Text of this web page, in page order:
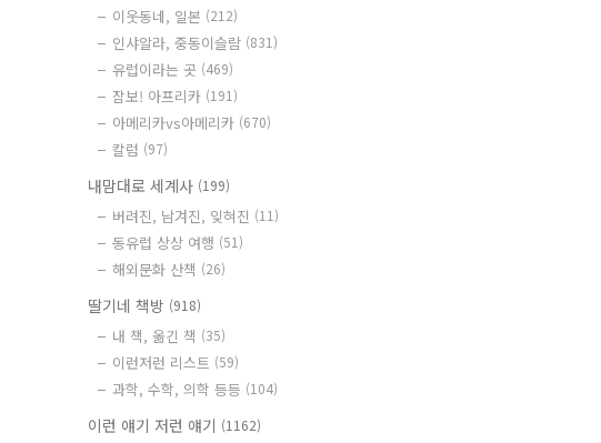
이웃동네, 일본 (212)
인샤알라, 중동이슬람 (831)
유럽이라는 곳 (469)
잠보! 아프리카 (191)
아메리카vs아메리카 (670)
칼럼 (97)
내맘대로 세계사 (199)
버려진, 남겨진, 잊혀진 (11)
동유럽 상상 여행 (51)
해외문화 산책 (26)
딸기네 책방 (918)
내 책, 옮긴 책 (35)
이런저런 리스트 (59)
과학, 수학, 의학 등등 (104)
이런 얘기 저런 얘기 (1162)